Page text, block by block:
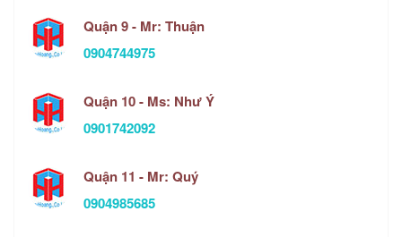
Quận 9 - Mr: Thuận
0904744975
Quận 10 - Ms: Như Ý
0901742092
Quận 11 - Mr: Quý
0904985685